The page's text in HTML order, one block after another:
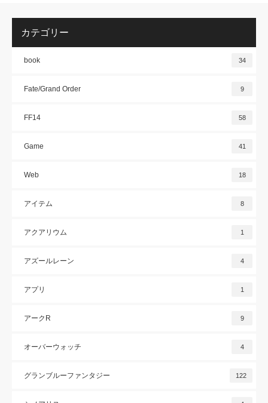
カテゴリー
book 34
Fate/Grand Order 9
FF14 58
Game 41
Web 18
アイテム 8
アクアリウム 1
アズールレーン 4
アプリ 1
アークR 9
オーバーウォッチ 4
グランブルーファンタジー 122